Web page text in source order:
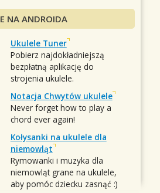
NA ANDROIDA
Ukulele Tuner
Pobierz najdokładniejszą
bezpłatną aplikację do
strojenia ukulele.
Notacja Chwytów ukulele
Never forget how to play a
chord ever again!
Kołysanki na ukulele dla
niemowląt
Rymowanki i muzyka dla
niemowląt grane na ukulele,
aby pomóc dziecku zasnąć :)